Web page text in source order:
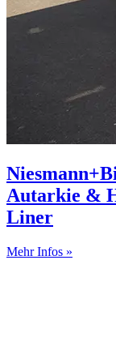
Autarkie &
Liner
Mehr Infos »